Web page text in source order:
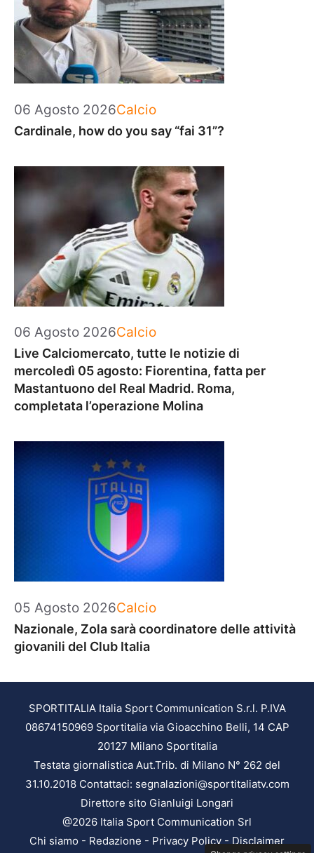
06 Agosto 2026Categorie
Calcio
Cardinale, how do you say “fai 31”?
06 Agosto 2026Categorie
Calcio
Live Calciomercato, tutte le notizie di
mercoledì 05 agosto: Fiorentina, fatta per
Mastantuono del Real Madrid. Roma,
completata l’operazione Molina
05 Agosto 2026Categorie
Calcio
Nazionale, Zola sarà coordinatore delle attività
giovanili del Club Italia
SPORTITALIA Italia Sport Communication S.r.l. P.IVA
08674150969 Sportitalia via Gioacchino Belli, 14 CAP
20127 Milano Sportitalia
Testata giornalistica Aut.Trib. di Milano N° 262 del
31.10.2018 Contattaci: segnalazioni@sportitaliatv.com
Direttore sito Gianluigi Longari
@2026 Italia Sport Communication Srl
Chi siamo - Redazione - Privacy Policy - Disclaimer